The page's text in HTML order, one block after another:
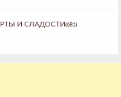
И СЛАДОСТИ(681)